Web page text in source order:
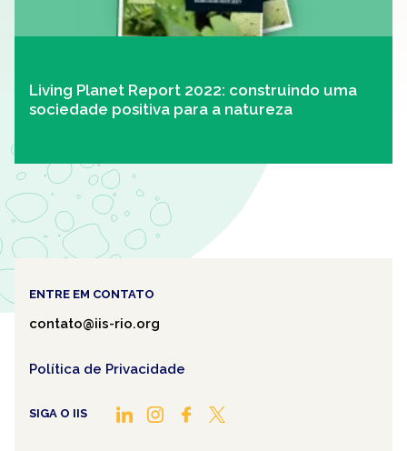
Living Planet Report 2022: construindo uma
sociedade positiva para a natureza
ENTRE EM CONTATO
contato@iis-rio.org
Política de Privacidade
SIGA O IIS